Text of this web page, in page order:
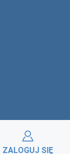
ZALOGUJ SIĘ